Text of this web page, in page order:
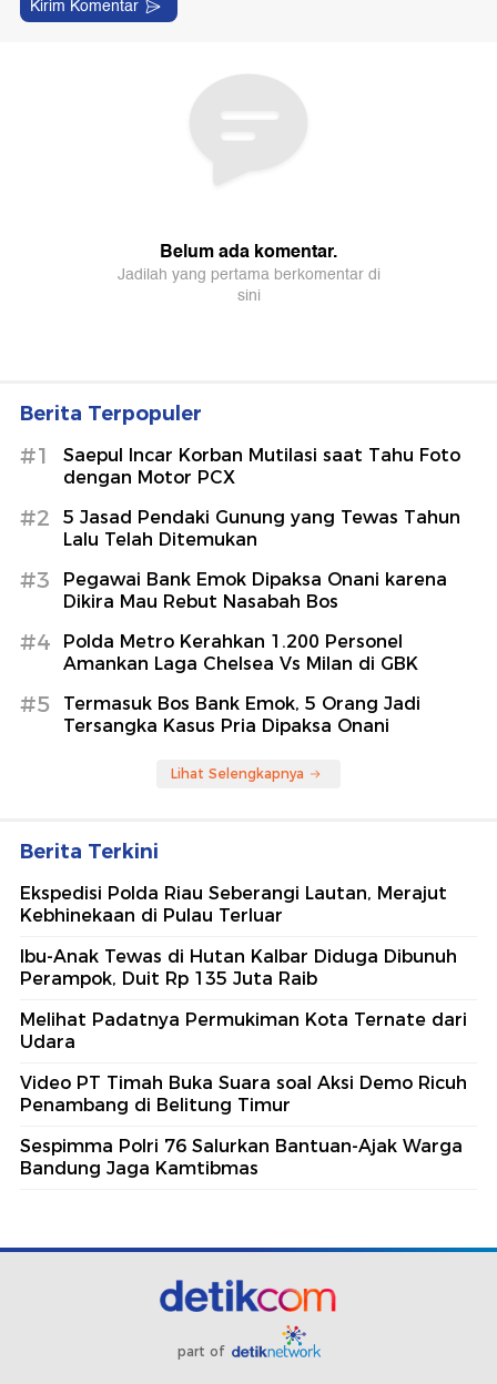
Berita Terpopuler
#1
Saepul Incar Korban Mutilasi saat Tahu Foto
dengan Motor PCX
#2
5 Jasad Pendaki Gunung yang Tewas Tahun
Lalu Telah Ditemukan
#3
Pegawai Bank Emok Dipaksa Onani karena
Dikira Mau Rebut Nasabah Bos
#4
Polda Metro Kerahkan 1.200 Personel
Amankan Laga Chelsea Vs Milan di GBK
#5
Termasuk Bos Bank Emok, 5 Orang Jadi
Tersangka Kasus Pria Dipaksa Onani
Lihat Selengkapnya
Berita Terkini
Ekspedisi Polda Riau Seberangi Lautan, Merajut
Kebhinekaan di Pulau Terluar
Ibu-Anak Tewas di Hutan Kalbar Diduga Dibunuh
Perampok, Duit Rp 135 Juta Raib
Melihat Padatnya Permukiman Kota Ternate dari
Udara
Video PT Timah Buka Suara soal Aksi Demo Ricuh
Penambang di Belitung Timur
Sespimma Polri 76 Salurkan Bantuan-Ajak Warga
Bandung Jaga Kamtibmas
part of